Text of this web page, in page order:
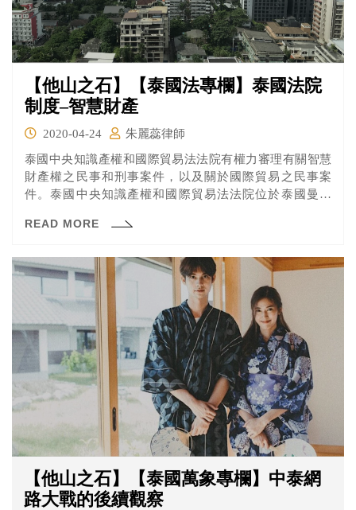
【他山之石】【泰國法專欄】泰國法院
制度–智慧財產
2020-04-24
朱麗蕊律師
泰國中央知識產權和國際貿易法法院有權力審理有關智慧
財產權之民事和刑事案件，以及關於國際貿易之民事案
件。泰國中央知識產權和國際貿易法法院位於泰國曼谷
READ MORE
【他山之石】【泰國萬象專欄】中泰網
路大戰的後續觀察